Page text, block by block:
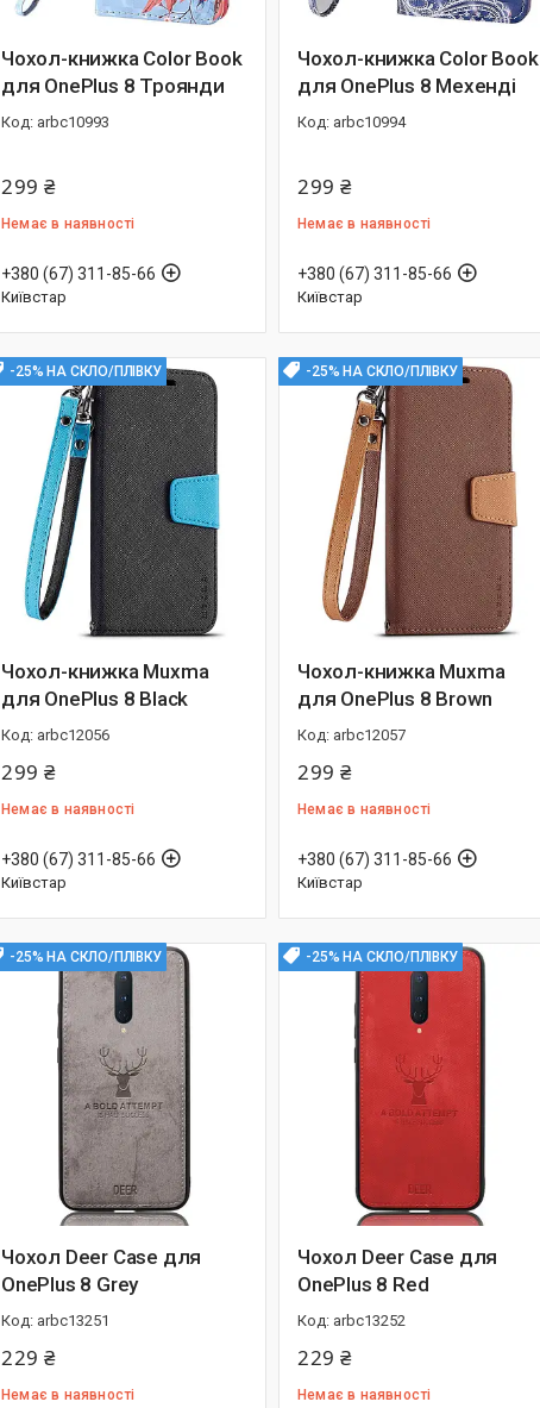
Чохол-книжка Color Book
для OnePlus 8 Троянди
arbc10993
299 ₴
Немає в наявності
+380 (67) 311-85-66
Київстар
Чохол-книжка Color Book
для OnePlus 8 Мехенді
arbc10994
299 ₴
Немає в наявності
+380 (67) 311-85-66
Київстар
-25% НА СКЛО/ПЛІВКУ
Чохол-книжка Muxma
для OnePlus 8 Black
arbc12056
299 ₴
Немає в наявності
+380 (67) 311-85-66
Київстар
-25% НА СКЛО/ПЛІВКУ
Чохол-книжка Muxma
для OnePlus 8 Brown
arbc12057
299 ₴
Немає в наявності
+380 (67) 311-85-66
Київстар
-25% НА СКЛО/ПЛІВКУ
Чохол Deer Case для
OnePlus 8 Grey
arbc13251
229 ₴
Немає в наявності
-25% НА СКЛО/ПЛІВКУ
Чохол Deer Case для
OnePlus 8 Red
arbc13252
229 ₴
Немає в наявності